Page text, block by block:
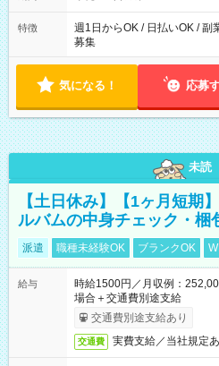
特徴
週1日からOK / 日払いOK / 副
募集
気になる！ 応募
未読
【土日休み】【1ヶ月短期
ルバムの中身チェック・梱
派遣 職種未経験OK ブランクOK
給与
時給1500円／月収例：
場合＋交通費別途支給
交通費別途支給あり
交通費 実費支給／当社規定あ